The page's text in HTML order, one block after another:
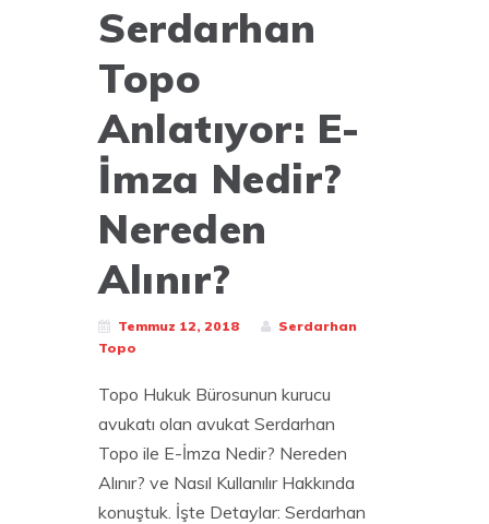
Serdarhan
Topo
Anlatıyor: E-
İmza Nedir?
Nereden
Alınır?
Temmuz 12, 2018
Serdarhan
Topo
Topo Hukuk Bürosunun kurucu
avukatı olan avukat Serdarhan
Topo ile E-İmza Nedir? Nereden
Alınır? ve Nasıl Kullanılır Hakkında
konuştuk. İşte Detaylar: Serdarhan